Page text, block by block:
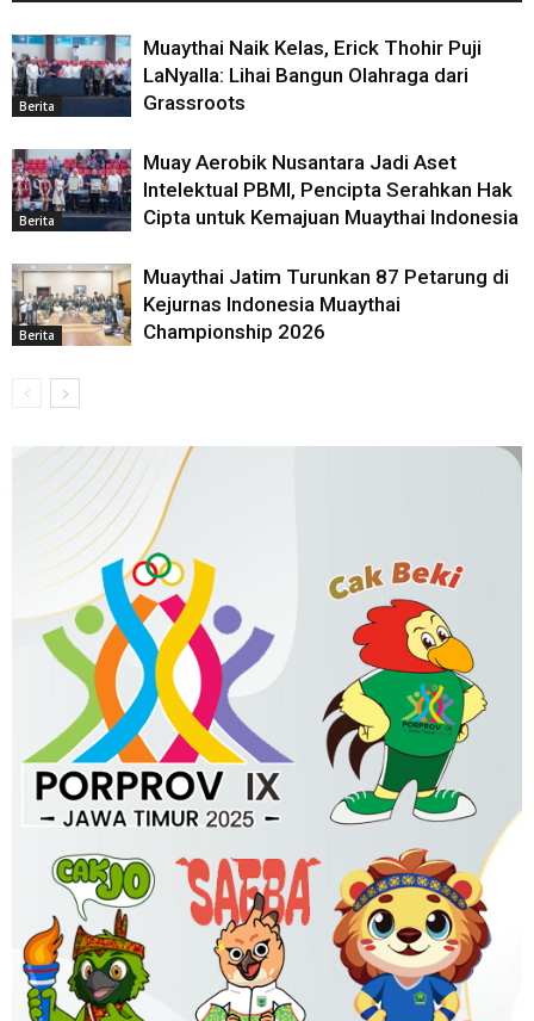
Berita
Muaythai Naik Kelas, Erick Thohir Puji
LaNyalla: Lihai Bangun Olahraga dari
Grassroots
Berita
Muay Aerobik Nusantara Jadi Aset
Intelektual PBMI, Pencipta Serahkan Hak
Cipta untuk Kemajuan Muaythai Indonesia
Berita
Muaythai Jatim Turunkan 87 Petarung di
Kejurnas Indonesia Muaythai
Championship 2026